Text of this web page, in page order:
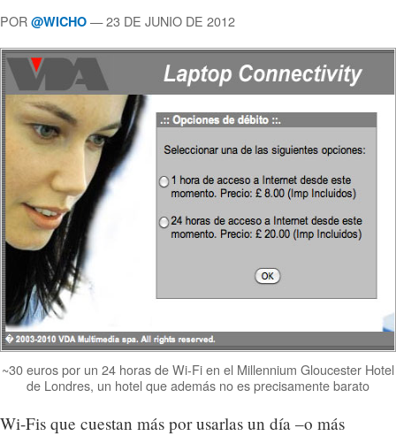
POR @WICHO — 23 DE JUNIO DE 2012
~30 euros por un 24 horas de Wi-Fi en el Millennium Gloucester Hotel
de Londres, un hotel que además no es precisamente barato
Wi-Fis que cuestan más por usarlas un día –o más